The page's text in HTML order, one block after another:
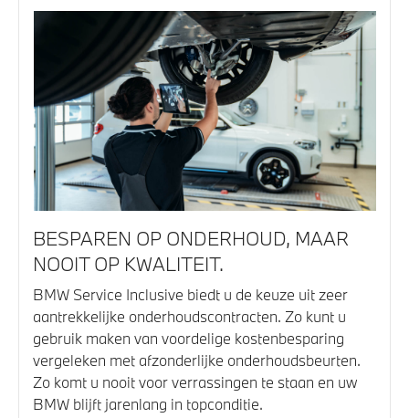
BESPAREN OP ONDERHOUD, MAAR
NOOIT OP KWALITEIT.
BMW Service Inclusive biedt u de keuze uit zeer
aantrekkelijke onderhoudscontracten. Zo kunt u
gebruik maken van voordelige kostenbesparing
vergeleken met afzonderlijke onderhoudsbeurten.
Zo komt u nooit voor verrassingen te staan en uw
BMW blijft jarenlang in topconditie.